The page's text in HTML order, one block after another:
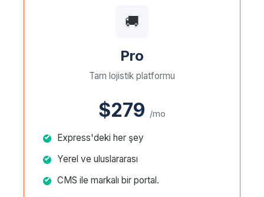
🚚
Pro
Tam lojistik platformu
$279 /mo
Express'deki her şey
Yerel ve uluslararası
CMS ile markalı bir portal.